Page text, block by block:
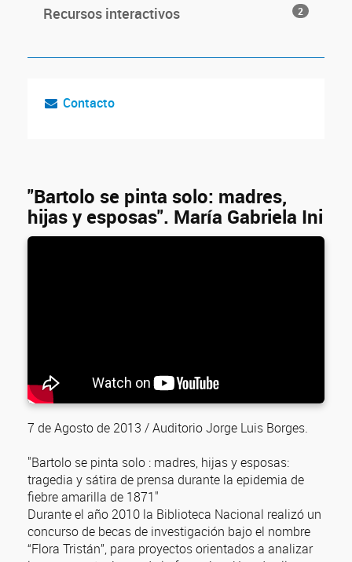
Recursos interactivos 2
Contacto
"Bartolo se pinta solo: madres,
hijas y esposas". María Gabriela Ini
7 de Agosto de 2013 / Auditorio Jorge Luis Borges.
"Bartolo se pinta solo : madres, hijas y esposas:
tragedia y sátira de prensa durante la epidemia de
fiebre amarilla de 1871"
Durante el año 2010 la Biblioteca Nacional realizó un
concurso de becas de investigación bajo el nombre
“Flora Tristán”, para proyectos orientados a analizar